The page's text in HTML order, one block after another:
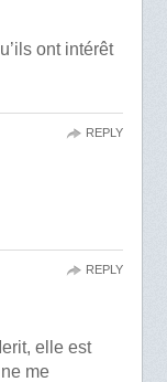
ont intérêt
REPLY
elle est
me
REPLY